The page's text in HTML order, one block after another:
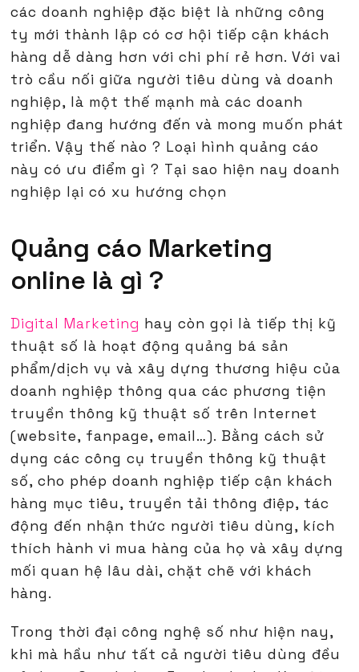
các doanh nghiệp đặc biệt là những công
ty mới thành lập có cơ hội tiếp cận khách
hàng dễ dàng hơn với chi phí rẻ hơn. Với vai
trò cầu nối giữa người tiêu dùng và doanh
nghiệp, là một thế mạnh mà các doanh
nghiệp đang hướng đến và mong muốn phát
triển. Vậy thế nào ? Loại hình quảng cáo
này có ưu điểm gì ? Tại sao hiện nay doanh
nghiệp lại có xu hướng chọn
Quảng cáo Marketing
online là gì ?
Digital Marketing hay còn gọi là tiếp thị kỹ
thuật số là hoạt động quảng bá sản
phẩm/dịch vụ và xây dựng thương hiệu của
doanh nghiệp thông qua các phương tiện
truyền thông kỹ thuật số trên Internet
(website, fanpage, email…). Bằng cách sử
dụng các công cụ truyền thông kỹ thuật
số, cho phép doanh nghiệp tiếp cận khách
hàng mục tiêu, truyền tải thông điệp, tác
động đến nhận thức người tiêu dùng, kích
thích hành vi mua hàng của họ và xây dựng
mối quan hệ lâu dài, chặt chẽ với khách
hàng.
Trong thời đại công nghệ số như hiện nay,
khi mà hầu như tất cả người tiêu dùng đều